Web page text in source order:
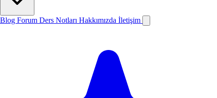
Blog Forum Ders Notları Hakkımızda İletişim